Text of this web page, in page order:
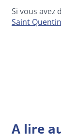
Si vous avez
Saint Quentin
A lire